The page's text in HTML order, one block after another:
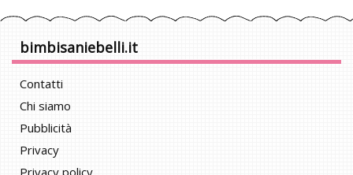
bimbisaniebelli.it
Contatti
Chi siamo
Pubblicità
Privacy